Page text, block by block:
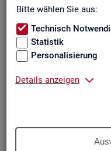
Bitte wählen Sie aus:
Technisch
Statistik
Personalisierung
Details anzeigen
Deutsch­land,
Bitte wäh­len Sie ein
Arbeitszeit und
den wichtigsten